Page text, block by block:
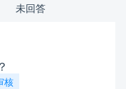
未回答
核